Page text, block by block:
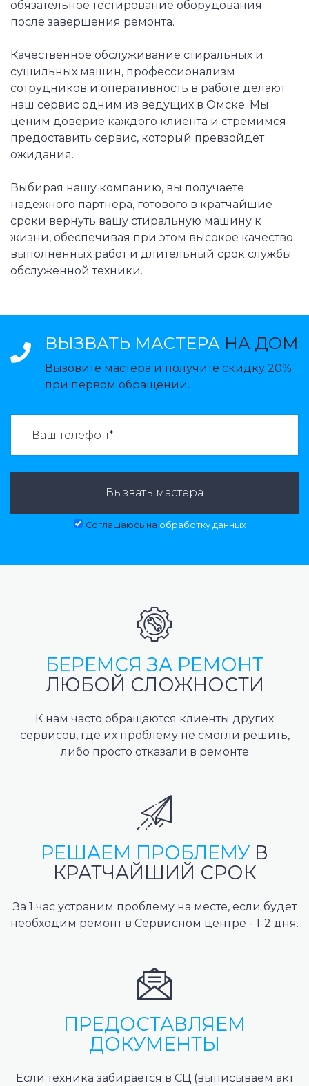
обязательное тестирование оборудования
после завершения ремонта.
Качественное обслуживание стиральных и
сушильных машин, профессионализм
сотрудников и оперативность в работе делают
наш сервис одним из ведущих в Омске. Мы
ценим доверие каждого клиента и стремимся
предоставить сервис, который превзойдет
ожидания.
Выбирая нашу компанию, вы получаете
надежного партнера, готового в кратчайшие
сроки вернуть вашу стиральную машину к
жизни, обеспечивая при этом высокое качество
выполненных работ и длительный срок службы
обслуженной техники.
ВЫЗВАТЬ МАСТЕРА НА ДОМ
Вызовите мастера и получите скидку 20%
при первом обращении.
Вызвать мастера
Соглашаюсь на обработку данных
БЕРЕМСЯ ЗА РЕМОНТ
ЛЮБОЙ СЛОЖНОСТИ
К нам часто обращаются клиенты других
сервисов, где их проблему не смогли решить,
либо просто отказали в ремонте
РЕШАЕМ ПРОБЛЕМУ В
КРАТЧАЙШИЙ СРОК
За 1 час устраним проблему на месте, если будет
необходим ремонт в Сервисном центре - 1-2 дня.
ПРЕДОСТАВЛЯЕМ
ДОКУМЕНТЫ
Если техника забирается в СЦ (выписываем акт